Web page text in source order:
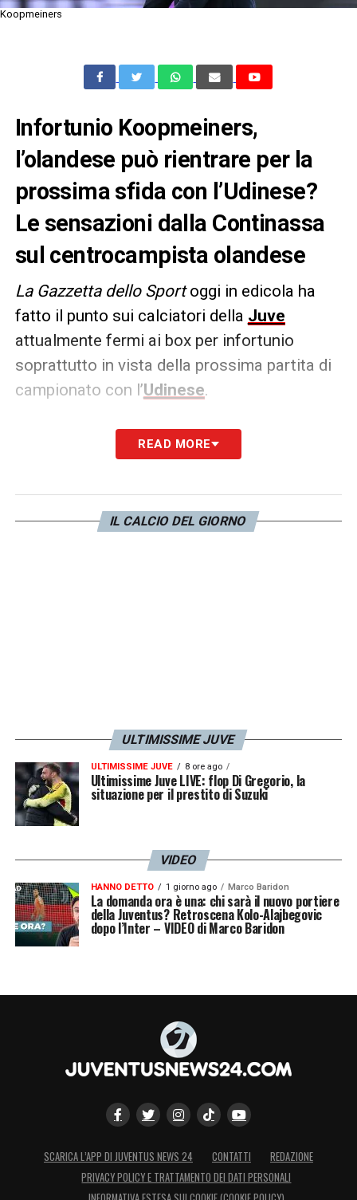
Koopmeiners
Infortunio Koopmeiners,
l’olandese può rientrare per la
prossima sfida con l’Udinese?
Le sensazioni dalla Continassa
sul centrocampista olandese
La Gazzetta dello Sportoggi in edicola ha
fatto il punto sui calciatori della Juve
attualmente fermi ai box per infortunio
soprattutto in vista della prossima partita di
campionato con l’Udinese.
Tra questi c’è anche TeunKoopmeiners
sta recuperando dall’ultimo problema fisico.
l’ex Atalanta dovrebbe tornare a disposizione
READ MORE
IL CALCIO DEL GIORNO
ULTIMISSIME JUVE
ULTIMISSIME JUVE 8 ore ago
Ultimissime Juve LIVE: flop Di Gregorio, la
situazione per il prestito di Suzuki
VIDEO
HANNO DETTO 1 giorno ago Marco Baridon
La domanda ora è una: chi sarà il nuovo portiere
della Juventus? Retroscena Kolo-Alajbegovic
dopo l’Inter – VIDEO di Marco Baridon
SCARICA L’APP DI JUVENTUS NEWS 24 CONTATTI
REDAZIONE
PRIVACY POLICY E TRATTAMENTO DEI DATI PERSONALI